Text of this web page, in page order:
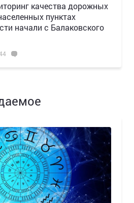
качества дорожных
пунктах
начали с Балаковского